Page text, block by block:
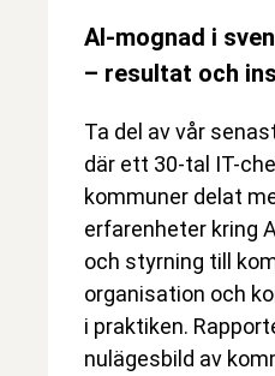
AI-mognad i
– resultat och
Ta del av vår
där ett 30-tal IT-
kommuner delat
erfarenheter kring
och styrning till
organisation och
i praktiken.
nulägesbild av